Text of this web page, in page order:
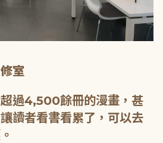
室
過4,500餘冊的漫畫，甚
讀者看書看累了，可以去